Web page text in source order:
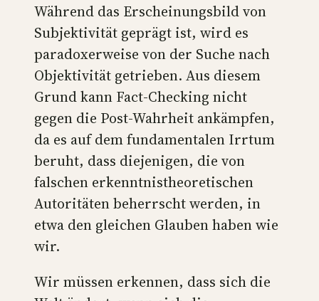
Während das Erscheinungsbild von
Subjektivität geprägt ist, wird es
paradoxerweise von der Suche nach
Objektivität getrieben. Aus diesem
Grund kann Fact-Checking nicht
gegen die Post-Wahrheit ankämpfen,
da es auf dem fundamentalen Irrtum
beruht, dass diejenigen, die von
falschen erkenntnistheoretischen
Autoritäten beherrscht werden, in
etwa den gleichen Glauben haben wie
wir.
Wir müssen erkennen, dass sich die